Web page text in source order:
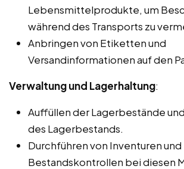
Lebensmittelprodukte, um
während des Transports zu
Anbringen von Etiketten und
Versandinformationen auf den
Verwaltung und Lagerhaltung:
Auffüllen der Lagerbestände
des Lagerbestands.
Durchführen von Inventuren und
Bestandskontrollen bei diesen